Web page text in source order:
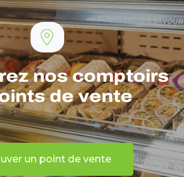
nos comptoirs
de vente
un point de vente